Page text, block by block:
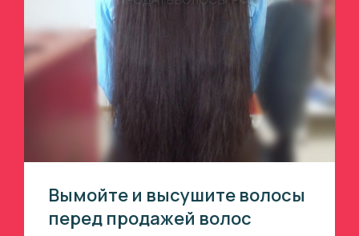
Вымойте и высушите волосы
перед продажей волос